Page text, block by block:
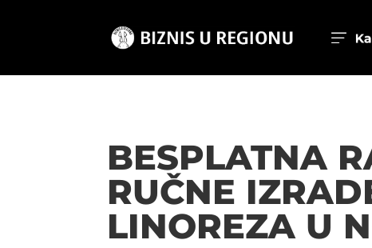
BESPLATNA
RUČNE
LINOREZA U